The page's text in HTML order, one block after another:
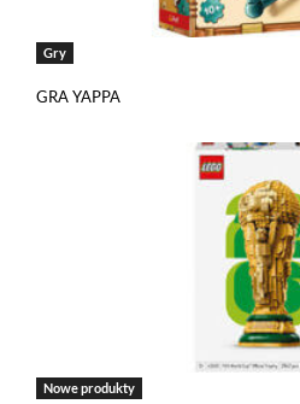
Gry
GRA YAPPA
Nowe produkty